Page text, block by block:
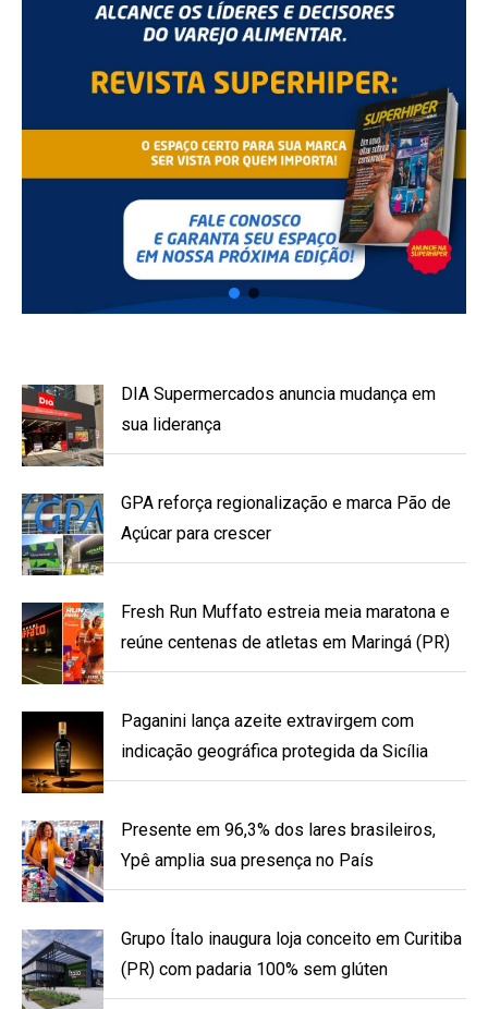
DIA Supermercados anuncia mudança em
sua liderança
GPA reforça regionalização e marca Pão de
Açúcar para crescer
Fresh Run Muffato estreia meia maratona e
reúne centenas de atletas em Maringá (PR)
Paganini lança azeite extravirgem com
indicação geográfica protegida da Sicília
Presente em 96,3% dos lares brasileiros,
Ypê amplia sua presença no País
Grupo Ítalo inaugura loja conceito em Curitiba
(PR) com padaria 100% sem glúten